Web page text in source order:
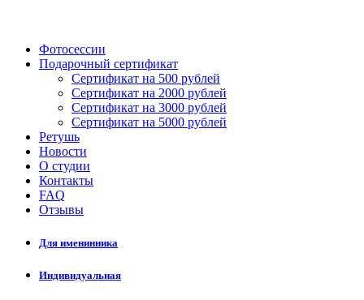
Фотосессии
Подарочный сертификат
Сертификат на 500 рублей
Сертификат на 2000 рублей
Сертификат на 3000 рублей
Сертификат на 5000 рублей
Ретушь
Новости
О студии
Контакты
FAQ
Отзывы
Для именинника
Индивидуальная